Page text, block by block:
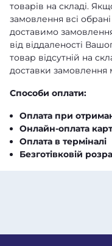
товарів на складі.
замовлення всі
доставимо
від віддаленості
товар відсутній на
доставки
Способи оплати:
Оплата при
Онлайн-оплата
Оплата в терміналі
Безготівковій